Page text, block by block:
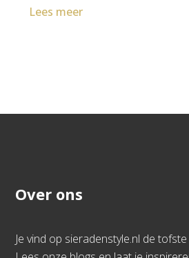
Lees meer
Over ons
Je vind op sieradenstyle.nl de